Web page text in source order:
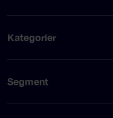
Kategorier
Segment